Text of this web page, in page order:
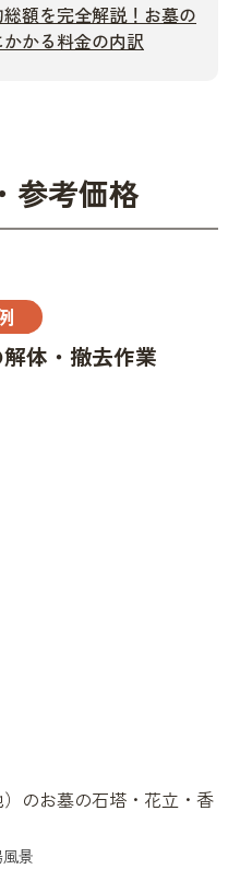
額を完全解説！お墓の
かる料金の内訳
参考価格
体・撤去作業
のお墓の石塔・花立・香